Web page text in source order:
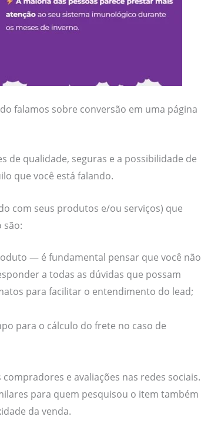
falamos sobre conversão em uma página
de qualidade, seguras e a possibilidade de
que você está falando.
com seus produtos e/ou serviços) que
são:
— é fundamental pensar que você não
a todas as dúvidas que possam
para facilitar o entendimento do lead;
para o cálculo do frete no caso de
e avaliações nas redes sociais.
para quem pesquisou o item também
da venda.